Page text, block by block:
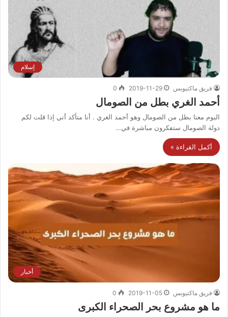
إسلام
فريق ماكتيوبس 2019-11-29
0
أحمد الغري بطل من الصومال
اليوم معنا بطل من الصومال وهو أحمد الغري . أنا متأكد أني إذا قلت لكم
دولة الصومال ستفكرون مباشرة في…
أكمل القراءة »
أخبار
فريق ماكتيوبس 2019-11-05
0
ما هو مشروع بحر الصحراء الكبرى